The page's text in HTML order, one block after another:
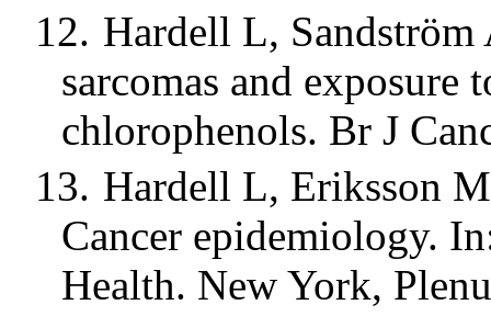
12. Hardell L, Sandström
sarcomas and exposure
chlorophenols. Br J
13. Hardell L, Eriksson
Cancer epidemiology.
Health. New York,